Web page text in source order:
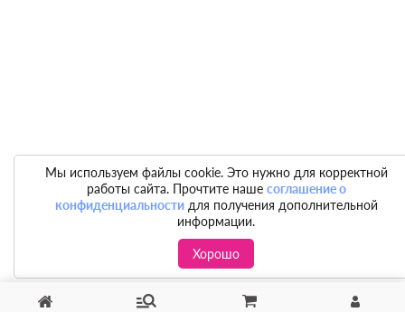
Мы используем файлы cookie. Это нужно для корректной
работы сайта. Прочтите наше соглашение о
конфиденциальностидля получения дополнительной
информации.
Хорошо